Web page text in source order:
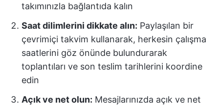
takımınızla bağlantıda kalın
Saat dilimlerini dikkate alın: Paylaşılan bir
çevrimiçi takvim kullanarak, herkesin çalışma
saatlerini göz önünde bulundurarak
toplantıları ve son teslim tarihlerini koordine
edin
Açık ve net olun: Mesajlarınızda açık ve net